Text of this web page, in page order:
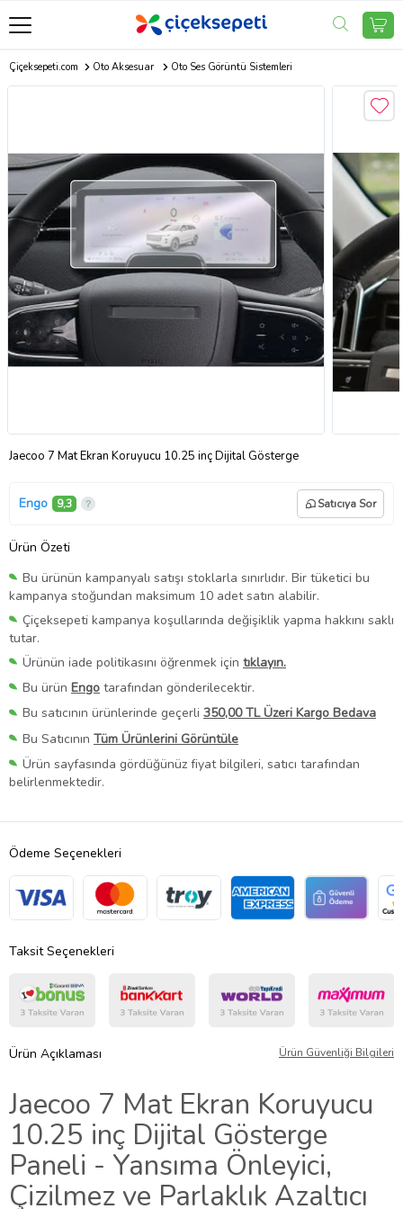
Çiçeksepeti.com Oto Aksesuar Oto Ses Görüntü Sistemleri
Jaecoo 7 Mat Ekran Koruyucu 10.25 inç Dijital Gösterge
Engo 9,3 Satıcıya Sor
Ürün Özeti
Bu ürünün kampanyalı satışı stoklarla sınırlıdır. Bir tüketici bu
kampanya stoğundan maksimum 10 adet satın alabilir.
Çiçeksepeti kampanya koşullarında değişiklik yapma hakkını saklı
tutar.
Ürünün iade politikasını öğrenmek için tıklayın.
Bu ürün Engo tarafından gönderilecektir.
Bu satıcının ürünlerinde geçerli 350,00 TL Üzeri Kargo Bedava
Bu Satıcının Tüm Ürünlerini Görüntüle
Ürün sayfasında gördüğünüz fiyat bilgileri, satıcı tarafından
belirlenmektedir.
Ödeme Seçenekleri
Taksit Seçenekleri
Ürün Açıklaması Ürün Güvenliği Bilgileri
Jaecoo 7 Mat Ekran Koruyucu
10.25 inç Dijital Gösterge
Paneli - Yansıma Önleyici,
Çizilmez ve Parlaklık Azaltıcı